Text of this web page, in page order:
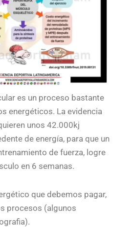
es un proceso bastante
energéticos. La evidencia
unos 42.000kj
de energía, para que un
de fuerza, logre
en 6 semanas.
que debemos pagar,
procesos (algunos